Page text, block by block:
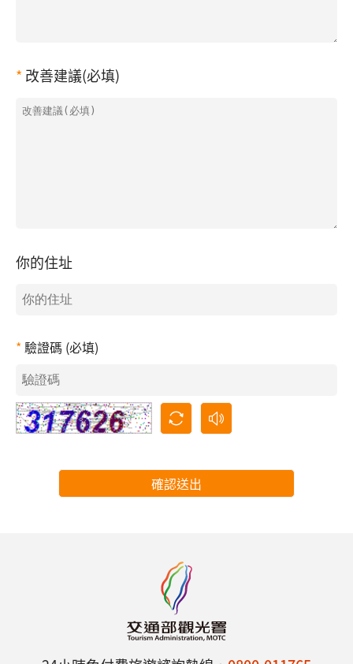
改善建議(必填)
你的住址
驗證碼 (必填)
確認送出